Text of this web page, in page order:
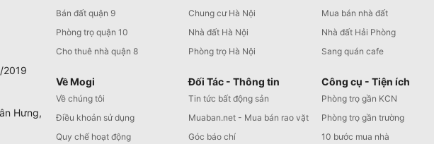
Bán đất quận 9
Phòng trọ quận 10
Cho thuê nhà quận 8
Chung cư Hà Nội
Nhà đất Hà Nội
Phòng trọ Hà Nội
Mua bán nhà đất
Nhà đất Hải Phòng
Sang quán cafe
Về Mogi
Về chúng tôi
Điều khoản sử dụng
Quy chế hoạt động
Đối Tác - Thông tin
Tin tức bất động sản
Muaban.net - Mua bán rao vặt
Góc báo chí
Công cụ - Tiện ích
Phòng trọ gần KCN
Phòng trọ gần trường
10 bước mua nhà
2019
Hưng,